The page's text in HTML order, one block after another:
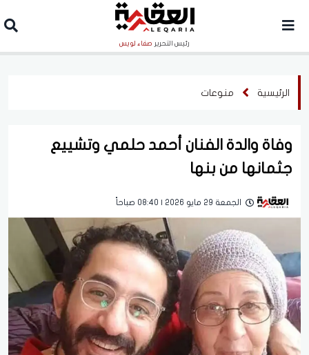
رئيس التحرير صفاء لويس
الرئيسية منوعات
وفاة والدة الفنان أحمد حلمي وتشييع
جثمانها من بنها
الجمعة 29 مايو 2026 | 08:40 صباحاً